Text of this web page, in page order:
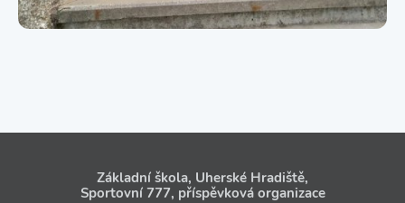
Základní škola, Uherské Hradiště,
Sportovní 777, příspěvková organizace